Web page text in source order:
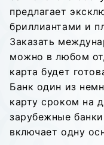
предлагает
бриллиантами и
Заказать
можно в любом
карта будет
Банк один из
карту сроком на
зарубежные
включает одну